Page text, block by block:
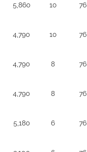
5,860 10 76
4,790 10 76
4,790 8 76
4,790 8 76
5,180 6 76